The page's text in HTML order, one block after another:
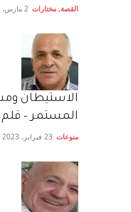
القصة, مختارات 2 مارس، 2023
الاستيطان
المستمر –
منوعات 23 فبراير، 2023